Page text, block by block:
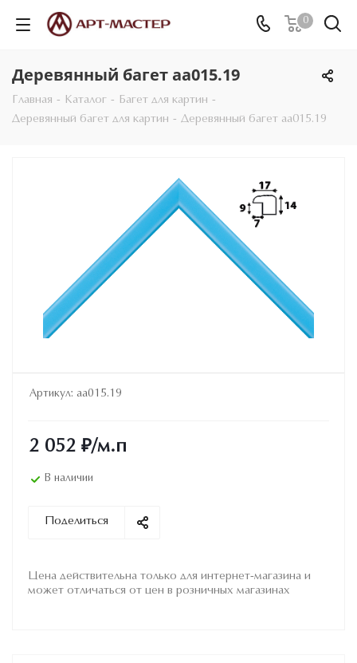
0
Деревянный багет aa015.19
Главная - Каталог - Багет для картин -
Деревянный багет для картин - Деревянный багет aa015.19
Артикул: aa015.19
2 052 ₽/м.п
В наличии
Поделиться
Цена действительна только для интернет-магазина и
может отличаться от цен в розничных магазинах